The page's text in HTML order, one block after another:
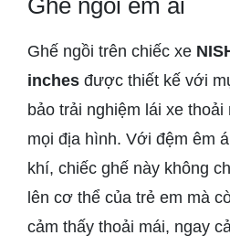
Ghế ngồi êm ái
Ghế ngồi trên chiếc xe
inches được thiết kế với
bảo trải nghiệm lái xe
mọi địa hình. Với đệm êm
khí, chiếc ghế này không
lên cơ thể của trẻ em mà
cảm thấy thoải mái, ngay